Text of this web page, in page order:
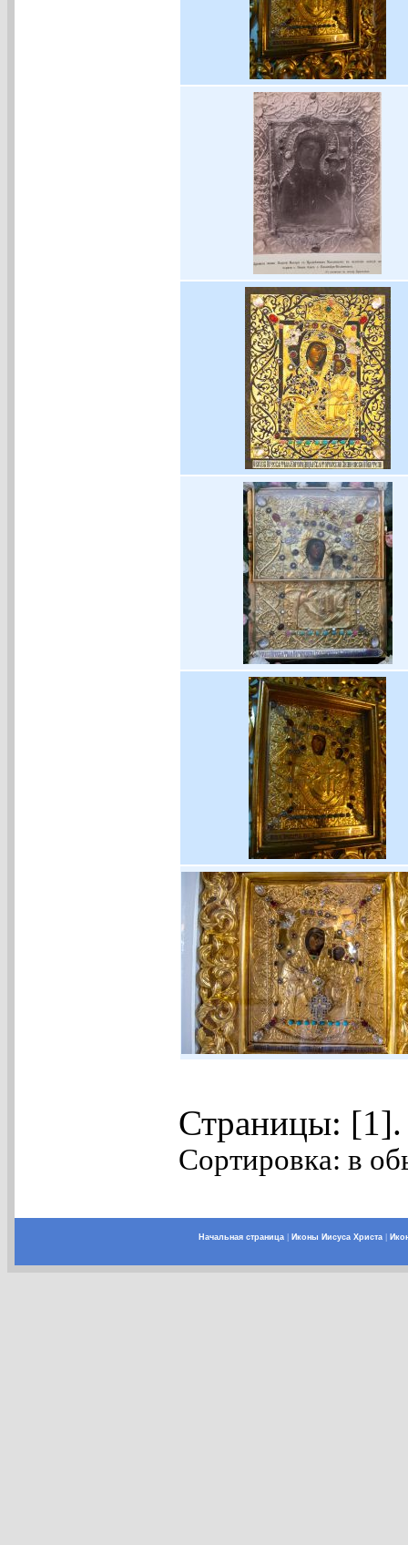
Страницы:
Сортировка: в
Начальная страница| Иконы Иисуса Христа|